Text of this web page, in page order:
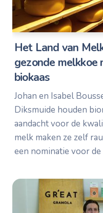
Het Land van
gezonde melkkoe
biokaas
Johan en Isabel
Diksmuide houden
aandacht voor de
melk maken ze zelf
een nominatie voor